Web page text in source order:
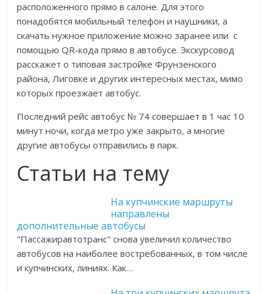
расположенного прямо в салоне. Для этого
понадобятся мобильный телефон и наушники, а
скачать нужное приложение можно заранее или с
помощью QR-кода прямо в автобусе. Экскурсовод
расскажет о типовая застройке Фрунзенского
района, Лиговке и других интересных местах, мимо
которых проезжает автобус.
Последний рейс автобус № 74 совершает в 1 час 10
минут ночи, когда метро уже закрыто, а многие
другие автобусы отправились в парк.
Статьи на тему
На купчинские маршруты
направлены
дополнительные автобусы
"Пассажиравтотранс" снова увеличил количество
автобусов на наиболее востребованных, в том числе
и купчинских, линиях. Как…